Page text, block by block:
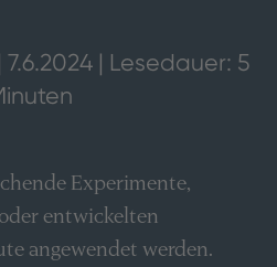
| Lesedauer: 5
Experimente,
entwickelten
angewendet werden.